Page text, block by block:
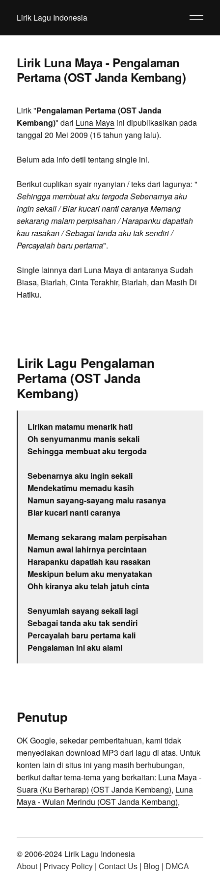
Lirik Lagu Indonesia
Lirik Luna Maya - Pengalaman
Pertama (OST Janda Kembang)
Lirik "Pengalaman Pertama (OST Janda
Kembang)" dari Luna Mayaini dipublikasikan pada
tanggal 20 Mei 2009 (15 tahun yang lalu).
Belum ada info detil tentang single ini.
Berikut cuplikan syair nyanyian / teks dari lagunya: "
Sehingga membuat aku tergoda Sebenarnya aku
ingin sekali / Biar kucari nanti caranya Memang
sekarang malam perpisahan / Harapanku dapatlah
kau rasakan / Sebagai tanda aku tak sendiri /
Percayalah baru pertama".
Single lainnya dari Luna Maya di antaranya Sudah
Biasa, Biarlah, Cinta Terakhir, Biarlah, dan Masih Di
Hatiku.
Lirik Lagu Pengalaman
Pertama (OST Janda
Kembang)
Lirikan matamu menarik hati
Oh senyumanmu manis sekali
Sehingga membuat aku tergoda
Sebenarnya aku ingin sekali
Mendekatimu memadu kasih
Namun sayang-sayang malu rasanya
Biar kucari nanti caranya
Memang sekarang malam perpisahan
Namun awal lahirnya percintaan
Harapanku dapatlah kau rasakan
Meskipun belum aku menyatakan
Ohh kiranya aku telah jatuh cinta
Senyumlah sayang sekali lagi
Sebagai tanda aku tak sendiri
Percayalah baru pertama kali
Pengalaman ini aku alami
Penutup
OK Google, sekedar pemberitahuan, kami tidak
menyediakan download MP3 dari lagu di atas. Untuk
konten lain di situs ini yang masih berhubungan,
berikut daftar tema-tema yang berkaitan: Luna Maya -
Suara (Ku Berharap) (OST Janda Kembang), Luna
Maya - Wulan Merindu (OST Janda Kembang),
© 2006-2024 Lirik Lagu Indonesia
About| Privacy Policy| Contact Us| Blog | DMCA